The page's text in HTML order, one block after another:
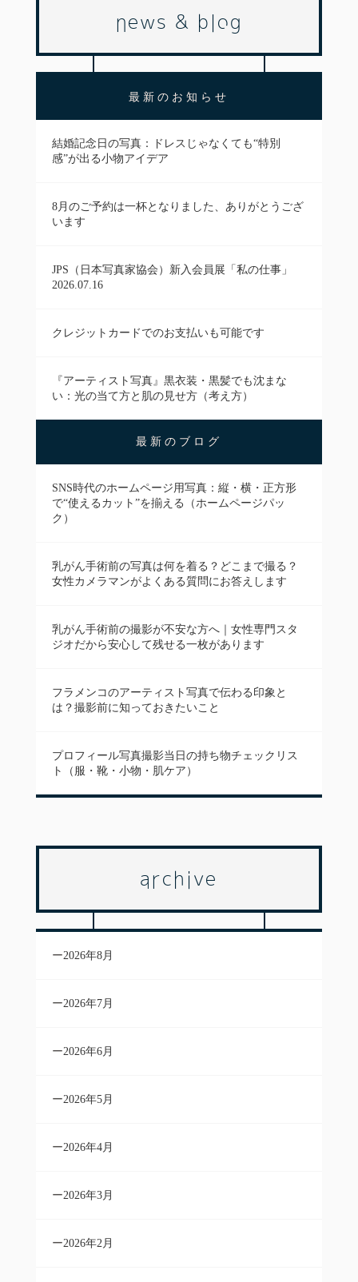
news & blog
最新のお知らせ
結婚記念日の写真：ドレスじゃなくても“特別
感”が出る小物アイデア
8月のご予約は一杯となりました、ありがとうござ
います
JPS（日本写真家協会）新入会員展「私の仕事」
2026.07.16
クレジットカードでのお支払いも可能です
『アーティスト写真』黒衣装・黒髪でも沈まな
い：光の当て方と肌の見せ方（考え方）
最新のブログ
SNS時代のホームページ用写真：縦・横・正方形
で“使えるカット”を揃える（ホームページパッ
ク）
乳がん手術前の写真は何を着る？どこまで撮る？
女性カメラマンがよくある質問にお答えします
乳がん手術前の撮影が不安な方へ｜女性専門スタ
ジオだから安心して残せる一枚があります
フラメンコのアーティスト写真で伝わる印象と
は？撮影前に知っておきたいこと
プロフィール写真撮影当日の持ち物チェックリス
ト（服・靴・小物・肌ケア）
archive
2026年8月
2026年7月
2026年6月
2026年5月
2026年4月
2026年3月
2026年2月